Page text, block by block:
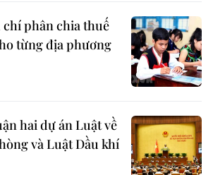
phân chia thuế
từng địa phương
hai dự án Luật về
và Luật Dầu khí